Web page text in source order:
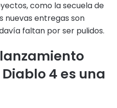
como la secuela de
nuevas entregas son
faltan por ser pulidos.
4 es una